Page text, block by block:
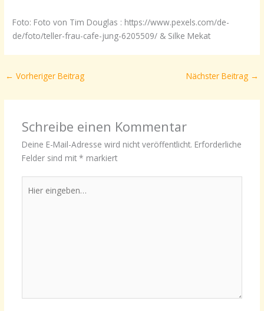
Foto: Foto von Tim Douglas : https://www.pexels.com/de-
de/foto/teller-frau-cafe-jung-6205509/ & Silke Mekat
← Vorheriger Beitrag Nächster Beitrag →
Schreibe einen Kommentar
Deine E-Mail-Adresse wird nicht veröffentlicht. Erforderliche
Felder sind mit * markiert
eingeben…